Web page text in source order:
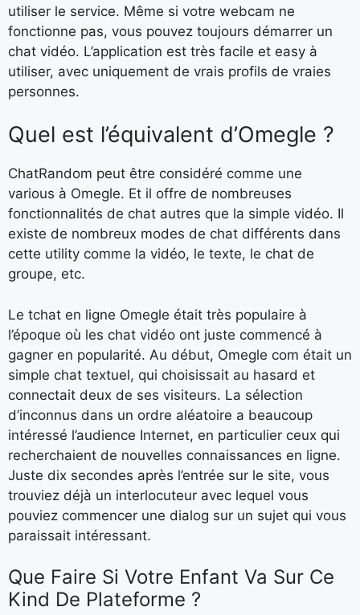
utiliser le service. Même si votre webcam ne
fonctionne pas, vous pouvez toujours démarrer un
chat vidéo. L’application est très facile et easy à
utiliser, avec uniquement de vrais profils de vraies
personnes.
Quel est l’équivalent d’Omegle ?
ChatRandom peut être considéré comme une
various à Omegle. Et il offre de nombreuses
fonctionnalités de chat autres que la simple vidéo. Il
existe de nombreux modes de chat différents dans
cette utility comme la vidéo, le texte, le chat de
groupe, etc.
Le tchat en ligne Omegle était très populaire à
l’époque où les chat vidéo ont juste commencé à
gagner en popularité. Au début, Omegle com était un
simple chat textuel, qui choisissait au hasard et
connectait deux de ses visiteurs. La sélection
d’inconnus dans un ordre aléatoire a beaucoup
intéressé l’audience Internet, en particulier ceux qui
recherchaient de nouvelles connaissances en ligne.
Juste dix secondes après l’entrée sur le site, vous
trouviez déjà un interlocuteur avec lequel vous
pouviez commencer une dialog sur un sujet qui vous
paraissait intéressant.
Que Faire Si Votre Enfant Va Sur Ce
Kind De Plateforme ?